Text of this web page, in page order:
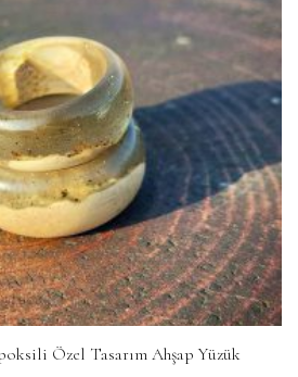
Özel Tasarım Ahşap Yüzük